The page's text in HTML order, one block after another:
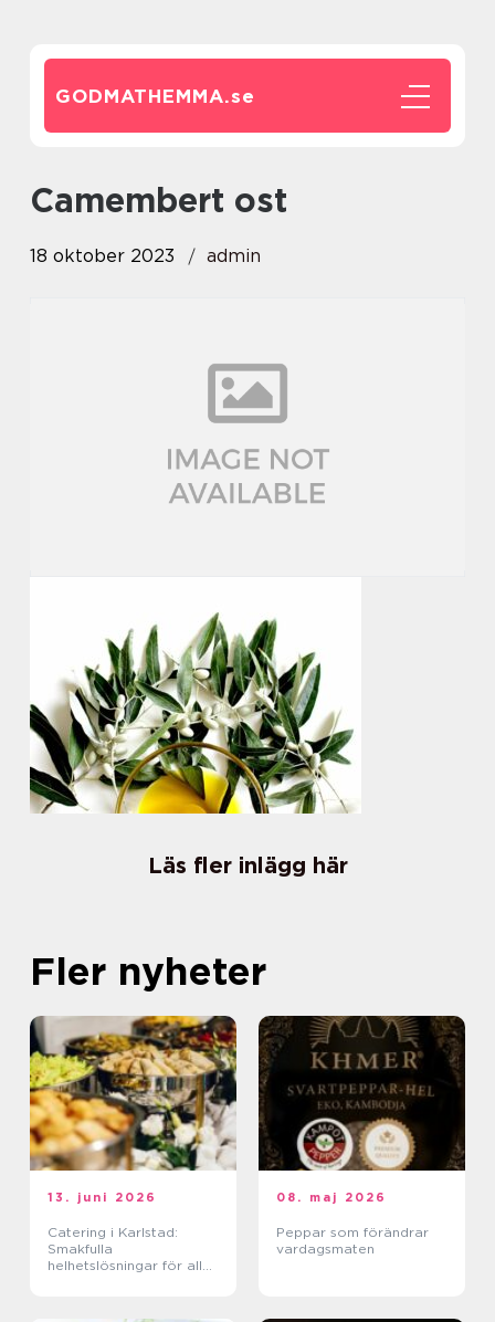
GODMATHEMMA.se
camembert ost
18 oktober 2023 admin
Läs fler inlägg här
Fler nyheter
13. juni 2026
Catering i Karlstad:
Smakfulla
helhetslösningar för alla
08. maj 2026
Peppar som förändrar
vardagsmaten